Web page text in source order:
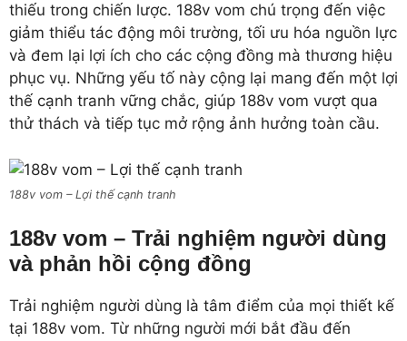
thiếu trong chiến lược. 188v vom chú trọng đến việc
giảm thiểu tác động môi trường, tối ưu hóa nguồn lực
và đem lại lợi ích cho các cộng đồng mà thương hiệu
phục vụ. Những yếu tố này cộng lại mang đến một lợi
thế cạnh tranh vững chắc, giúp 188v vom vượt qua
thử thách và tiếp tục mở rộng ảnh hưởng toàn cầu.
188v vom – Lợi thế cạnh tranh
188v vom – Trải nghiệm người dùng
và phản hồi cộng đồng
Trải nghiệm người dùng là tâm điểm của mọi thiết kế
tại 188v vom. Từ những người mới bắt đầu đến